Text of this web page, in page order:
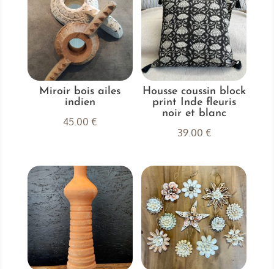
Miroir bois ailes
indien
45.00 €
Housse coussin block
print Inde fleuris
noir et blanc
39.00 €